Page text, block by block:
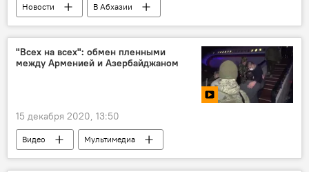
Новости
В Абхазии
Майнинг в Абхазии
"Всех на всех": обмен пленными
между Арменией и Азербайджаном
15 декабря 2020, 13:50
Видео Мультимедиа